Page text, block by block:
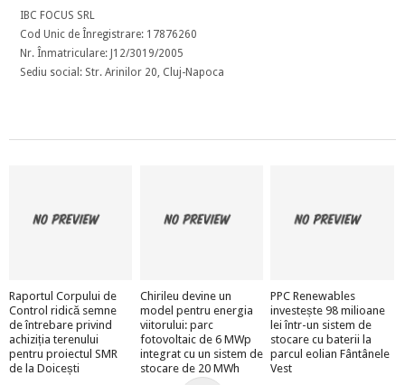
IBC FOCUS SRL
Cod Unic de Înregistrare: 17876260
Nr. Înmatriculare: J12/3019/2005
Sediu social: Str. Arinilor 20, Cluj-Napoca
Raportul Corpului de
Control ridică semne
de întrebare privind
achiziția terenului
pentru proiectul SMR
de la Doicești
Chirileu devine un
model pentru energia
viitorului: parc
fotovoltaic de 6 MWp
integrat cu un sistem de
stocare de 20 MWh
PPC Renewables
investește 98 milioane
lei într-un sistem de
stocare cu baterii la
parcul eolian Fântânele
Vest